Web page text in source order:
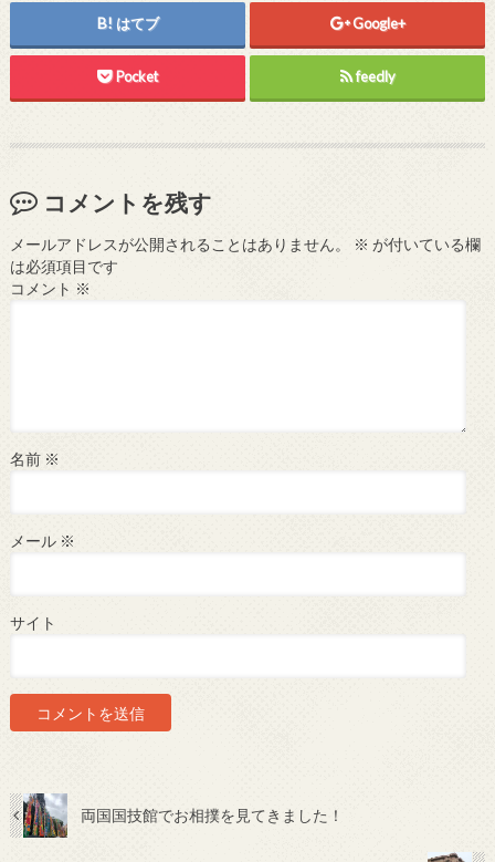
はてブ Google+
Pocket feedly
コメントを残す
メールアドレスが公開されることはありません。 ※ が付いている欄
は必須項目です
コメント ※
名前 ※
メール ※
サイト
両国国技館でお相撲を見てきました！